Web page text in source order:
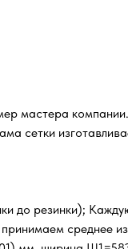
мастера
сетки
до резинки);
среднее